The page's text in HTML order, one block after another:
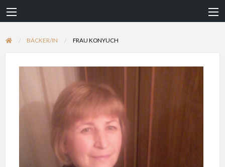
BÄCKER/IN FRAU KONYUCH